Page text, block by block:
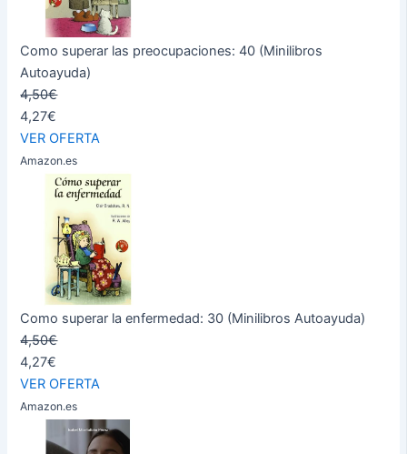
Como superar las preocupaciones: 40 (Minilibros
Autoayuda)
4,50€
4,27€
VER OFERTA
Amazon.es
Como superar la enfermedad: 30 (Minilibros Autoayuda)
4,50€
4,27€
VER OFERTA
Amazon.es